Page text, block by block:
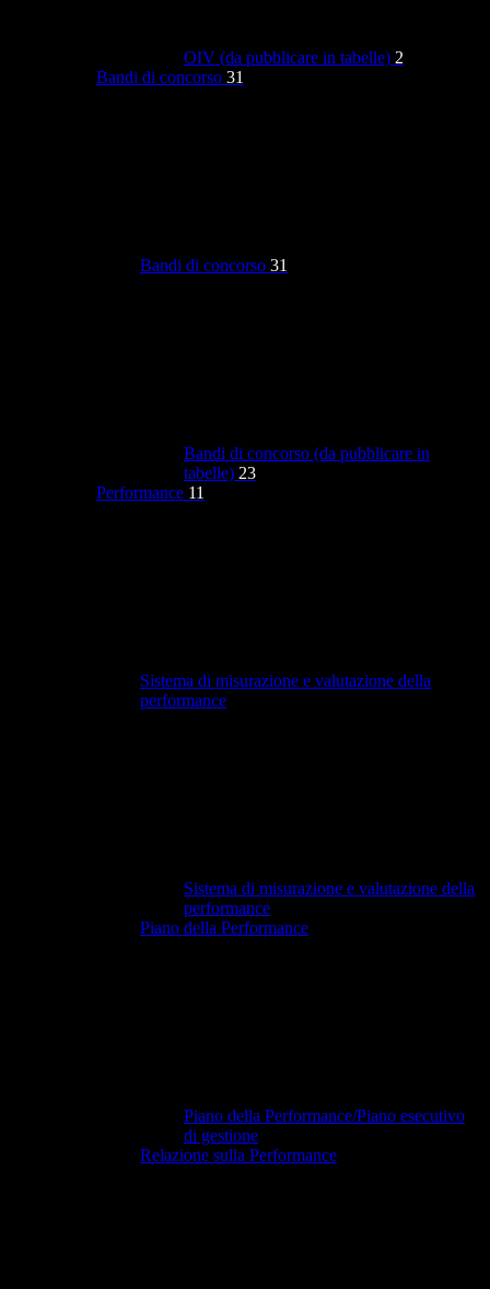
OIV (da pubblicare in tabelle) 2
Bandi di concorso 31
Bandi di concorso 31
Bandi di concorso (da pubblicare in
tabelle) 23
Performance 11
Sistema di misurazione e valutazione della
performance
Sistema di misurazione e valutazione della
performance
Piano della Performance
Piano della Performance/Piano esecutivo
di gestione
Relazione sulla Performance